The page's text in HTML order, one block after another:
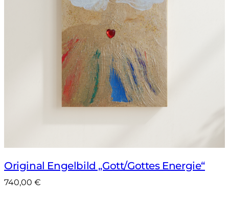
Original Engelbild „Gott/Gottes Energie“
740,00 €